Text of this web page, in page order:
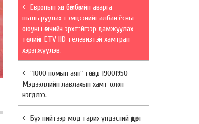
Европын хөл бөмбөгийн аварга
шалгаруулах тэмцээнийг албан ёсны
оюуны өмчийн эрхтэйгээр дамжуулах
төслийг ETV HD телевизтэй хамтран
хэрэгжүүлэв.
"1000 номын аян" төсөлд 19001950
Мэдээллийн лавлахын хамт олон
нэгдлээ.
Бүх нийтээр мод тарих үндэсний өдөрт